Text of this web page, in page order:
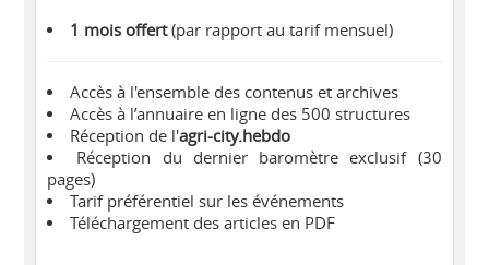
1 mois offert(par rapport au tarif mensuel)
Accès à l'ensemble des contenus et archives
Accès à l’annuaire en ligne des 500 structures
Réception de l'agri-city.hebdo
Réception du dernier baromètre exclusif (30
pages)
Tarif préférentiel sur les événements
Téléchargement des articles en PDF